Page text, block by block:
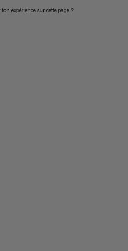
expérience sur cette page ?